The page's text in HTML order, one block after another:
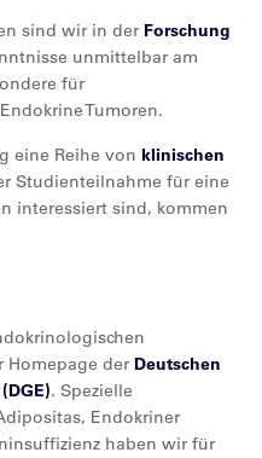
sind wir in der Forschung
unmittelbar am
für
Tumoren.
eine Reihe von klinischen
Studienteilnahme für eine
interessiert sind, kommen
Homepage derDeutschen
. Spezielle
Endokriner
haben wir für